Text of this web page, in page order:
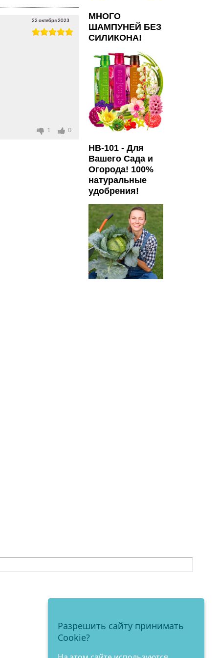
22 октября 2023
1 0
МНОГО
ШАМПУНЕЙ БЕЗ
СИЛИКОНА!
HB-101 - Для
Вашего Сада и
Огорода! 100%
натуральные
удобрения!
Разрешить сайту принимать
Cookie?